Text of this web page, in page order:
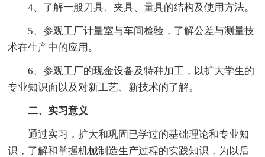
4、了解一般刀具、夹具、量具的结构及使用方法。
5、参观工厂计量室与车间检验，了解公差与测量技
术在生产中的应用。
6、参观工厂的现金设备及特种加工，以扩大学生的
专业知识面以及对新工艺、新技术的了解。
二、实习意义
通过实习，扩大和巩固已学过的基础理论和专业知
识，了解和掌握机械制造生产过程的实践知识，为以后